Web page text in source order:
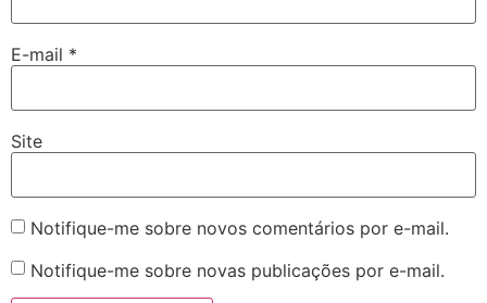
E-mail *
Site
Notifique-me sobre novos comentários por e-mail.
Notifique-me sobre novas publicações por e-mail.